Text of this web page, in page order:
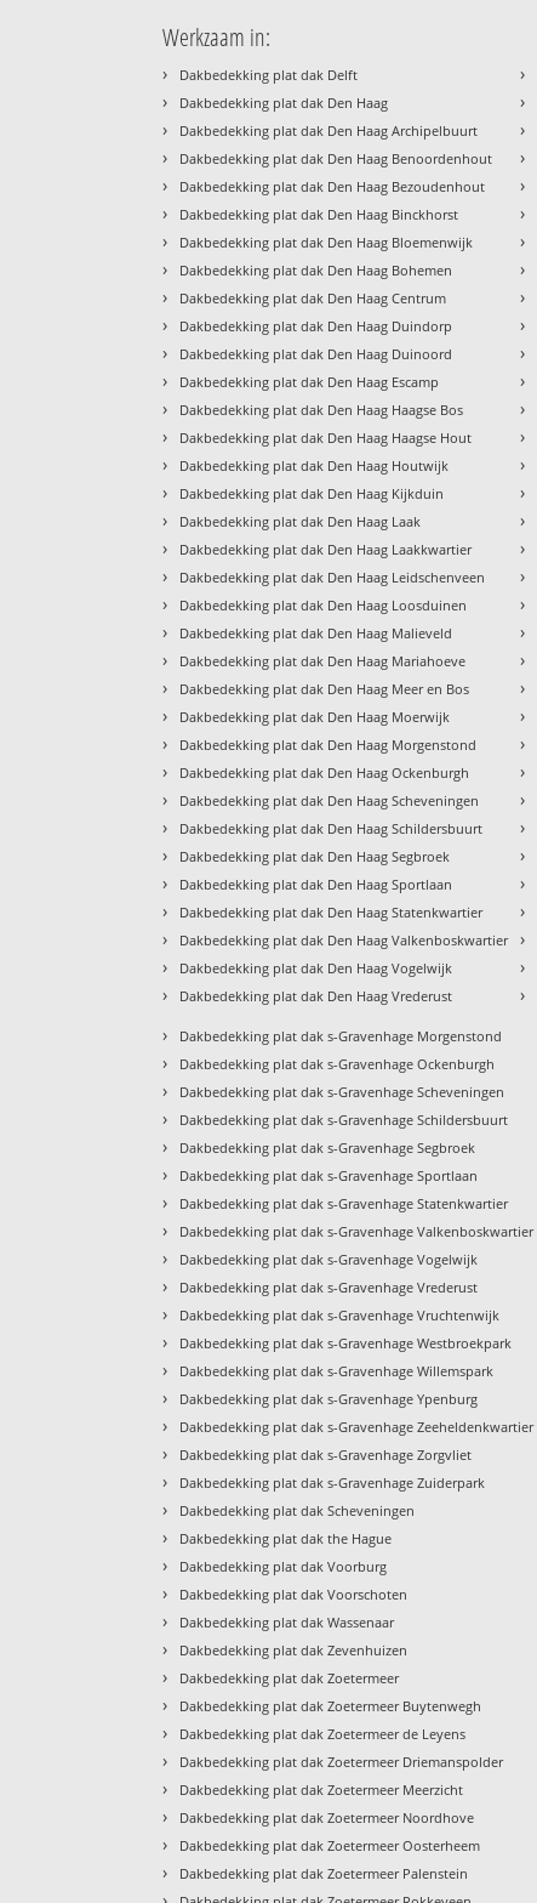
Werkzaam in:
› Dakbedekking plat dak Delft
› Dakbedekking plat dak Den Haag
› Dakbedekking plat dak Den Haag Archipelbuurt
› Dakbedekking plat dak Den Haag Benoordenhout
› Dakbedekking plat dak Den Haag Bezoudenhout
› Dakbedekking plat dak Den Haag Binckhorst
› Dakbedekking plat dak Den Haag Bloemenwijk
› Dakbedekking plat dak Den Haag Bohemen
› Dakbedekking plat dak Den Haag Centrum
› Dakbedekking plat dak Den Haag Duindorp
› Dakbedekking plat dak Den Haag Duinoord
› Dakbedekking plat dak Den Haag Escamp
› Dakbedekking plat dak Den Haag Haagse Bos
› Dakbedekking plat dak Den Haag Haagse Hout
› Dakbedekking plat dak Den Haag Houtwijk
› Dakbedekking plat dak Den Haag Kijkduin
› Dakbedekking plat dak Den Haag Laak
› Dakbedekking plat dak Den Haag Laakkwartier
› Dakbedekking plat dak Den Haag Leidschenveen
› Dakbedekking plat dak Den Haag Loosduinen
› Dakbedekking plat dak Den Haag Malieveld
› Dakbedekking plat dak Den Haag Mariahoeve
› Dakbedekking plat dak Den Haag Meer en Bos
› Dakbedekking plat dak Den Haag Moerwijk
› Dakbedekking plat dak Den Haag Morgenstond
› Dakbedekking plat dak Den Haag Ockenburgh
› Dakbedekking plat dak Den Haag Scheveningen
› Dakbedekking plat dak Den Haag Schildersbuurt
› Dakbedekking plat dak Den Haag Segbroek
› Dakbedekking plat dak Den Haag Sportlaan
› Dakbedekking plat dak Den Haag Statenkwartier
› Dakbedekking plat dak Den Haag Valkenboskwartier
› Dakbedekking plat dak Den Haag Vogelwijk
› Dakbedekking plat dak Den Haag Vrederust
›
›
›
›
›
›
›
›
›
›
›
›
›
›
›
›
›
›
›
›
›
›
›
›
›
›
›
›
›
›
›
›
›
›
› Dakbedekking plat dak s-Gravenhage Morgenstond
› Dakbedekking plat dak s-Gravenhage Ockenburgh
› Dakbedekking plat dak s-Gravenhage Scheveningen
› Dakbedekking plat dak s-Gravenhage Schildersbuurt
› Dakbedekking plat dak s-Gravenhage Segbroek
› Dakbedekking plat dak s-Gravenhage Sportlaan
› Dakbedekking plat dak s-Gravenhage Statenkwartier
› Dakbedekking plat dak s-Gravenhage Valkenboskwartier
› Dakbedekking plat dak s-Gravenhage Vogelwijk
› Dakbedekking plat dak s-Gravenhage Vrederust
› Dakbedekking plat dak s-Gravenhage Vruchtenwijk
› Dakbedekking plat dak s-Gravenhage Westbroekpark
› Dakbedekking plat dak s-Gravenhage Willemspark
› Dakbedekking plat dak s-Gravenhage Ypenburg
› Dakbedekking plat dak s-Gravenhage Zeeheldenkwartier
› Dakbedekking plat dak s-Gravenhage Zorgvliet
› Dakbedekking plat dak s-Gravenhage Zuiderpark
› Dakbedekking plat dak Scheveningen
› Dakbedekking plat dak the Hague
› Dakbedekking plat dak Voorburg
› Dakbedekking plat dak Voorschoten
› Dakbedekking plat dak Wassenaar
› Dakbedekking plat dak Zevenhuizen
› Dakbedekking plat dak Zoetermeer
› Dakbedekking plat dak Zoetermeer Buytenwegh
› Dakbedekking plat dak Zoetermeer de Leyens
› Dakbedekking plat dak Zoetermeer Driemanspolder
› Dakbedekking plat dak Zoetermeer Meerzicht
› Dakbedekking plat dak Zoetermeer Noordhove
› Dakbedekking plat dak Zoetermeer Oosterheem
› Dakbedekking plat dak Zoetermeer Palenstein